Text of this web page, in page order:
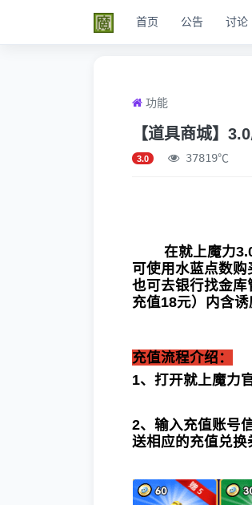
首页 公告 讨论
功能
【道具商城】
3.0 37819℃
在就上魔力3.0
可使用水蓝点数购
也可去银行找金
充值18元）内含
充值流程介绍：
1、打开就上魔力
2、输入充值账号
送相应的充值兑换